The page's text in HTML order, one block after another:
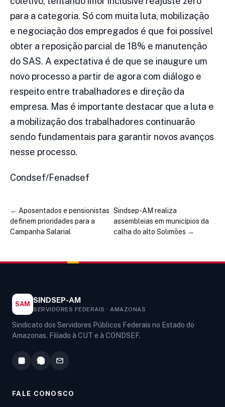
para a categoria. Só com muita luta, mobilização
e negociação dos empregados é que foi possível
obter a reposição parcial de 18% e manutenção
do SAS. A expectativa é de que se inaugure um
novo processo a partir de agora com diálogo e
respeito entre trabalhadores e direção da
empresa. Mas é importante destacar que a luta e
a mobilização dos trabalhadores continuarão
sendo fundamentais para garantir novos avanços
nesse processo.
Condsef/Fenadsef
← Aposentados e pensionistas
definem prioridades para a
Campanha Salarial
Sindsep-AM realiza
assembleias em municípios da
calha do alto Solimões →
SAM SINDSEP-AM
SERVIDORES FEDERAIS · AMAZONAS
Sindicato dos Servidores Públicos Federais no Estado do
Amazonas. Filiado à CUT e à CONDSEF.
FALE CONOSCO